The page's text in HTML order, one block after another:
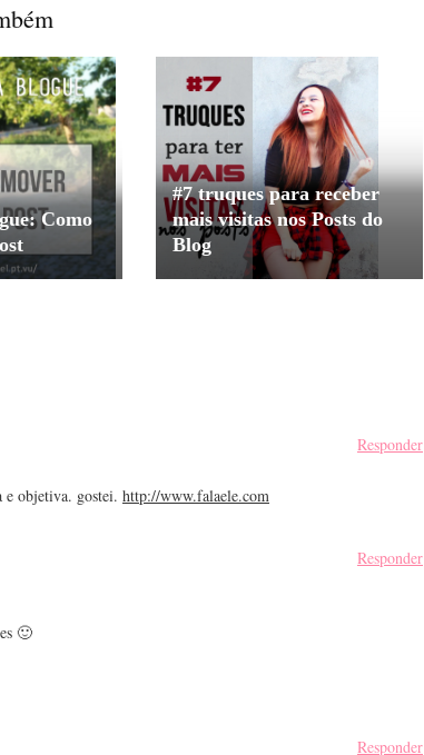
Como
#7 truques para receber
mais visitas nos Posts do
Blog
Responder
e objetiva. gostei. http://www.falaele.com
Responder
🙂
Responder